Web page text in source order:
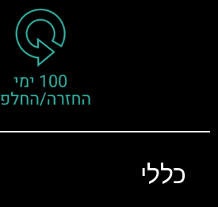
כללי